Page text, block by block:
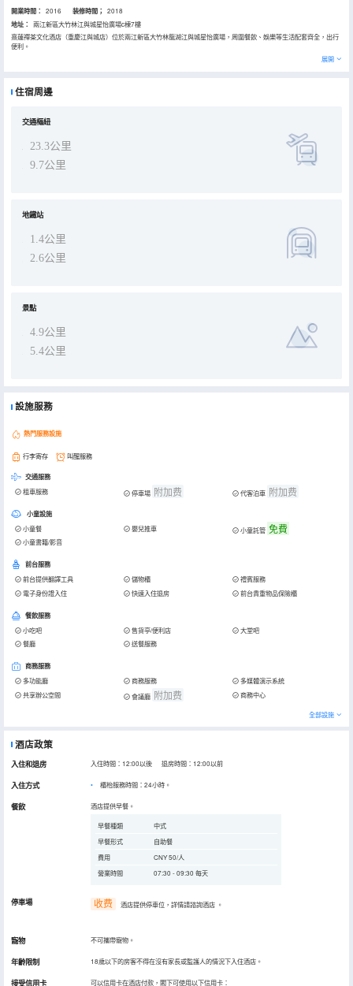
開業時間： 2016 装修時間； 2018
地址：
兩江新區大竹林江與城星怡廣場c棟7樓
熹蓮禪茶文化酒店（重慶江與城店）位於兩江新區大竹林龍湖江與城星怡廣場，周圍餐飲、娛樂等生活配套齊全，出行
便利。
這既一家以禪茶文化為主題的精品養生酒店，也是一家特殊的城市人文民宿，以古樸、寧靜、自然為核心特色，一桌一
酒店設有茶藝會所，會議室，輕食餐廳，書畫室，閲讀區，禪茶區，免費洗衣。入住客人可以免費品茶，享用精緻茶
滿智慧的休閒度假方式，靜享心靈。書畫怡情，禪茶怡性，願熹蓮是您的靜休之地也是您就別重歸温馨的家。
展開
住宿周邊
交通樞紐
23.3公里
9.7公里
地鐵站
1.4公里
2.6公里
景點
4.9公里
5.4公里
設施服務
熱門服務設施
行李寄存 叫醒服務
交通服務
租車服務 停車場 附加费 代客泊車 附加费
小童設施
小童餐 嬰兒推車 小童託管 免費
小童書籍/影音
前台服務
前台提供翻譯工具 儲物櫃
禮賓服務
電子身份證入住
快速入住退房 前台貴重物品保險櫃
餐飲服務
小吃吧 售貨亭/便利店
大堂吧
餐廳
送餐服務
商務服務
多功能廳 商務服務
多媒體演示系統
共享辦公空間
會議廳 附加费 商務中心
全部設施
酒店政策
入住和退房 入住時間：12:00以後 退房時間：12:00以前
入住方式 櫃枱服務時間：24小時。
餐飲 酒店提供早餐。
早餐種類
中式
早餐形式
自助餐
費用
CNY 50/人
營業時間
07:30 - 09:30 每天
停車場 收费 酒店提供停車位，詳情請諮詢酒店 。
寵物 不可攜帶寵物。
年齡限制 18歲以下的房客不得在沒有家長或監護人的情況下入住酒店。
接受信用卡 可以信用卡在酒店付款，閣下可使用以下信用卡：